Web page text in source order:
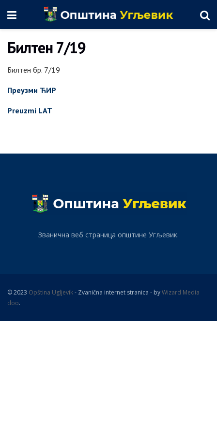
Билтен 7/19
Билтен бр. 7/19
Преузми ЋИР
Preuzmi LAT
Званична веб страница општине Угљевик.
© 2023 Opština Ugljevik- Zvanična internet stranica - byWizard Media
doo.